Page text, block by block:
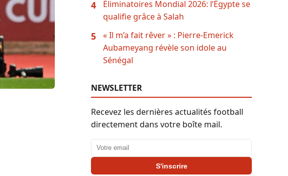
4
Éliminatoires Mondial 2026: l’Égypte se
qualifie grâce à Salah
5
« Il m’a fait rêver » : Pierre-Emerick
Aubameyang révèle son idole au
Sénégal
NEWSLETTER
Recevez les dernières actualités football
directement dans votre boîte mail.
Adresse email
S'inscrire